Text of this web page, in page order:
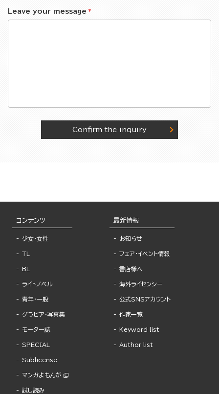
Leave your message
Confirm the inquiry
コンテンツ
少女・女性
TL
BL
ライトノベル
青年・一般
グラビア・写真集
モーター誌
SPECIAL
Sublicense
マンガよもんが
試し読み
最新情報
お知らせ
フェア・イベント情報
書店様へ
海外ライセンシー
公式SNSアカウント
作家一覧
Keyword list
Author list